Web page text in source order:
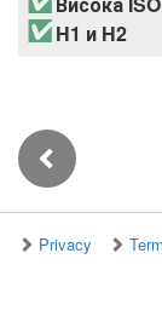
H1 и H2
Privacy